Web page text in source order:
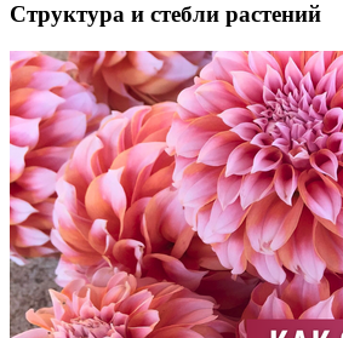
Структура и стебли растений